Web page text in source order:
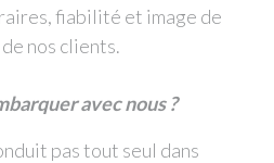
fiabilité et image de
nos clients.
avec nous ?
pas tout seul dans